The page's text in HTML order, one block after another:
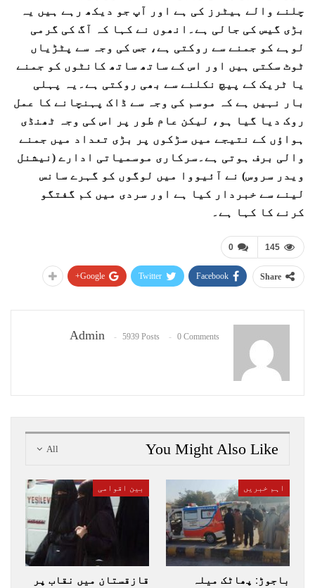
چلنے والے ہیٹرز کی ہے اور آپ جو دیکھ رہے ہیں یہ
بڑی گیس کی جالی ہے۔انھوں نے کہا کہ آگ کی گرمی
لوہے کو جمنے سے روکتی ہے، جس کی وجہ سے پٹڑیاں
ٹوٹ سکتی ہیں اور اس کے ساتھ ساتھ کانٹوں کو جمنے
یا ٹریک کے پیچ نکلنے سے بھی روکتی ہے۔یہ پہلی
بار نہیں ہے کہ موسم کی وجہ سے ڈاک پہنچانے کا عمل
روک دیا گیا ہو، لیکن عام طور پر اس کی وجہ ٹھنڈی
ہواؤں کے نتیجے میں سڑکوں پر بڑی تعداد میں جمنے
والی برف ہوتی ہے۔سرکاری موسمیاتی ادارے (نیشنل
ویدر سروس) نے آئیووا میں لوگوں کو گہرے سانس
لینے سے خبردار کیا ہے اور سردی میں کم گفتگو
کرنے کا کہا ہے۔
0 145
Share
Facebook
Twitter
Google+
Admin 5939 Posts 0 Comments
All You Might Also Like
اہم خبریں
باجوڑ: پھاٹک میلہ
بین اقوامی
قازقستان میں نقاب پر